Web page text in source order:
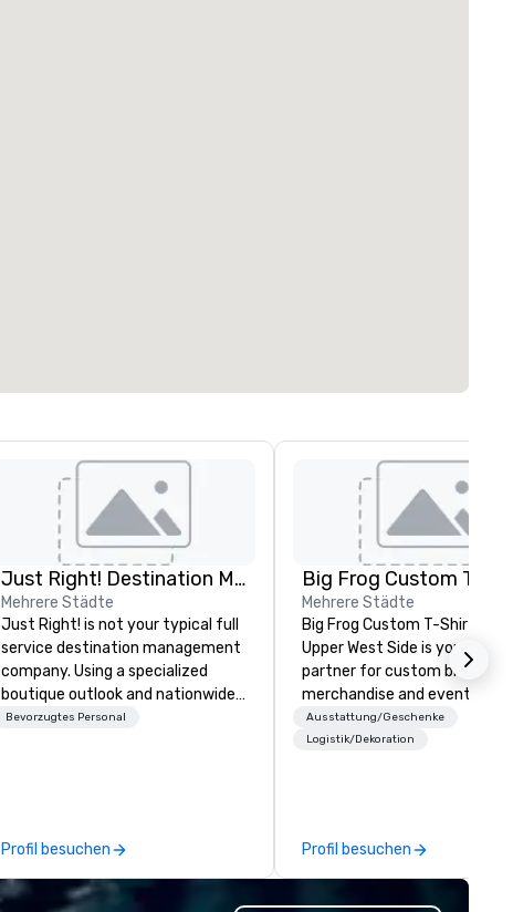
Just Right! Destination Management
Mehrere Städte
Just Right! is not your typical full
service destination management
company. Using a specialized
boutique outlook and nationwide
service, we provide truly client-
and event management
experience, and we pride
ourselves on our outstanding
Bevorzugtes Personal
Profil besuchen
Mehrere Städte
Big Frog Custom T-Shirts &
Upper West Side is your go-to
partner for custom branded
merchandise and event
make a lasting impression. We
specialize in high-quality
travel and more. Enjoy free design
services, on-site pickup, or
shipping anywhere in the
Ausstattung/Geschenke
Logistik/Dekoration
Profil besuchen